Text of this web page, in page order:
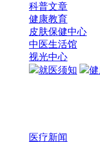
科普文章
健康教育
皮肤保健中心
中医生活馆
视光中心
就医须知
医疗新闻